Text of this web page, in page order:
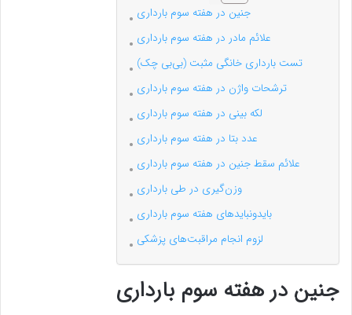
جنین در هفته سوم بارداری
علائم مادر در هفته سوم بارداری
تست بارداری خانگی مثبت (بی‌بی چک)
ترشحات واژن در هفته سوم بارداری
لکه بینی در هفته سوم بارداری
عدد بتا در هفته سوم بارداری
علائم سقط جنین در هفته سوم بارداری
وزن‌گیری در طی بارداری
بایدونبایدهای هفته سوم بارداری
لزوم انجام مراقبت‌های پزشکی
جنین در هفته سوم بارداری